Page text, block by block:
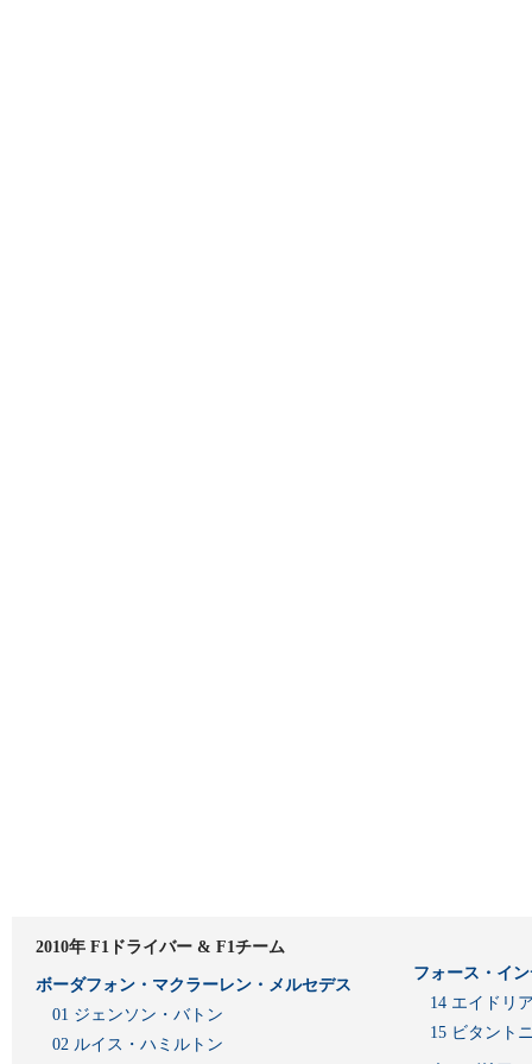
2010年 F1ドライバー & F1チーム
ボーダフォン・マクラーレン・メルセデス
01 ジェンソン・バトン
02 ルイス・ハミルトン
フォース・イ
14 エイドリ
15 ビタント